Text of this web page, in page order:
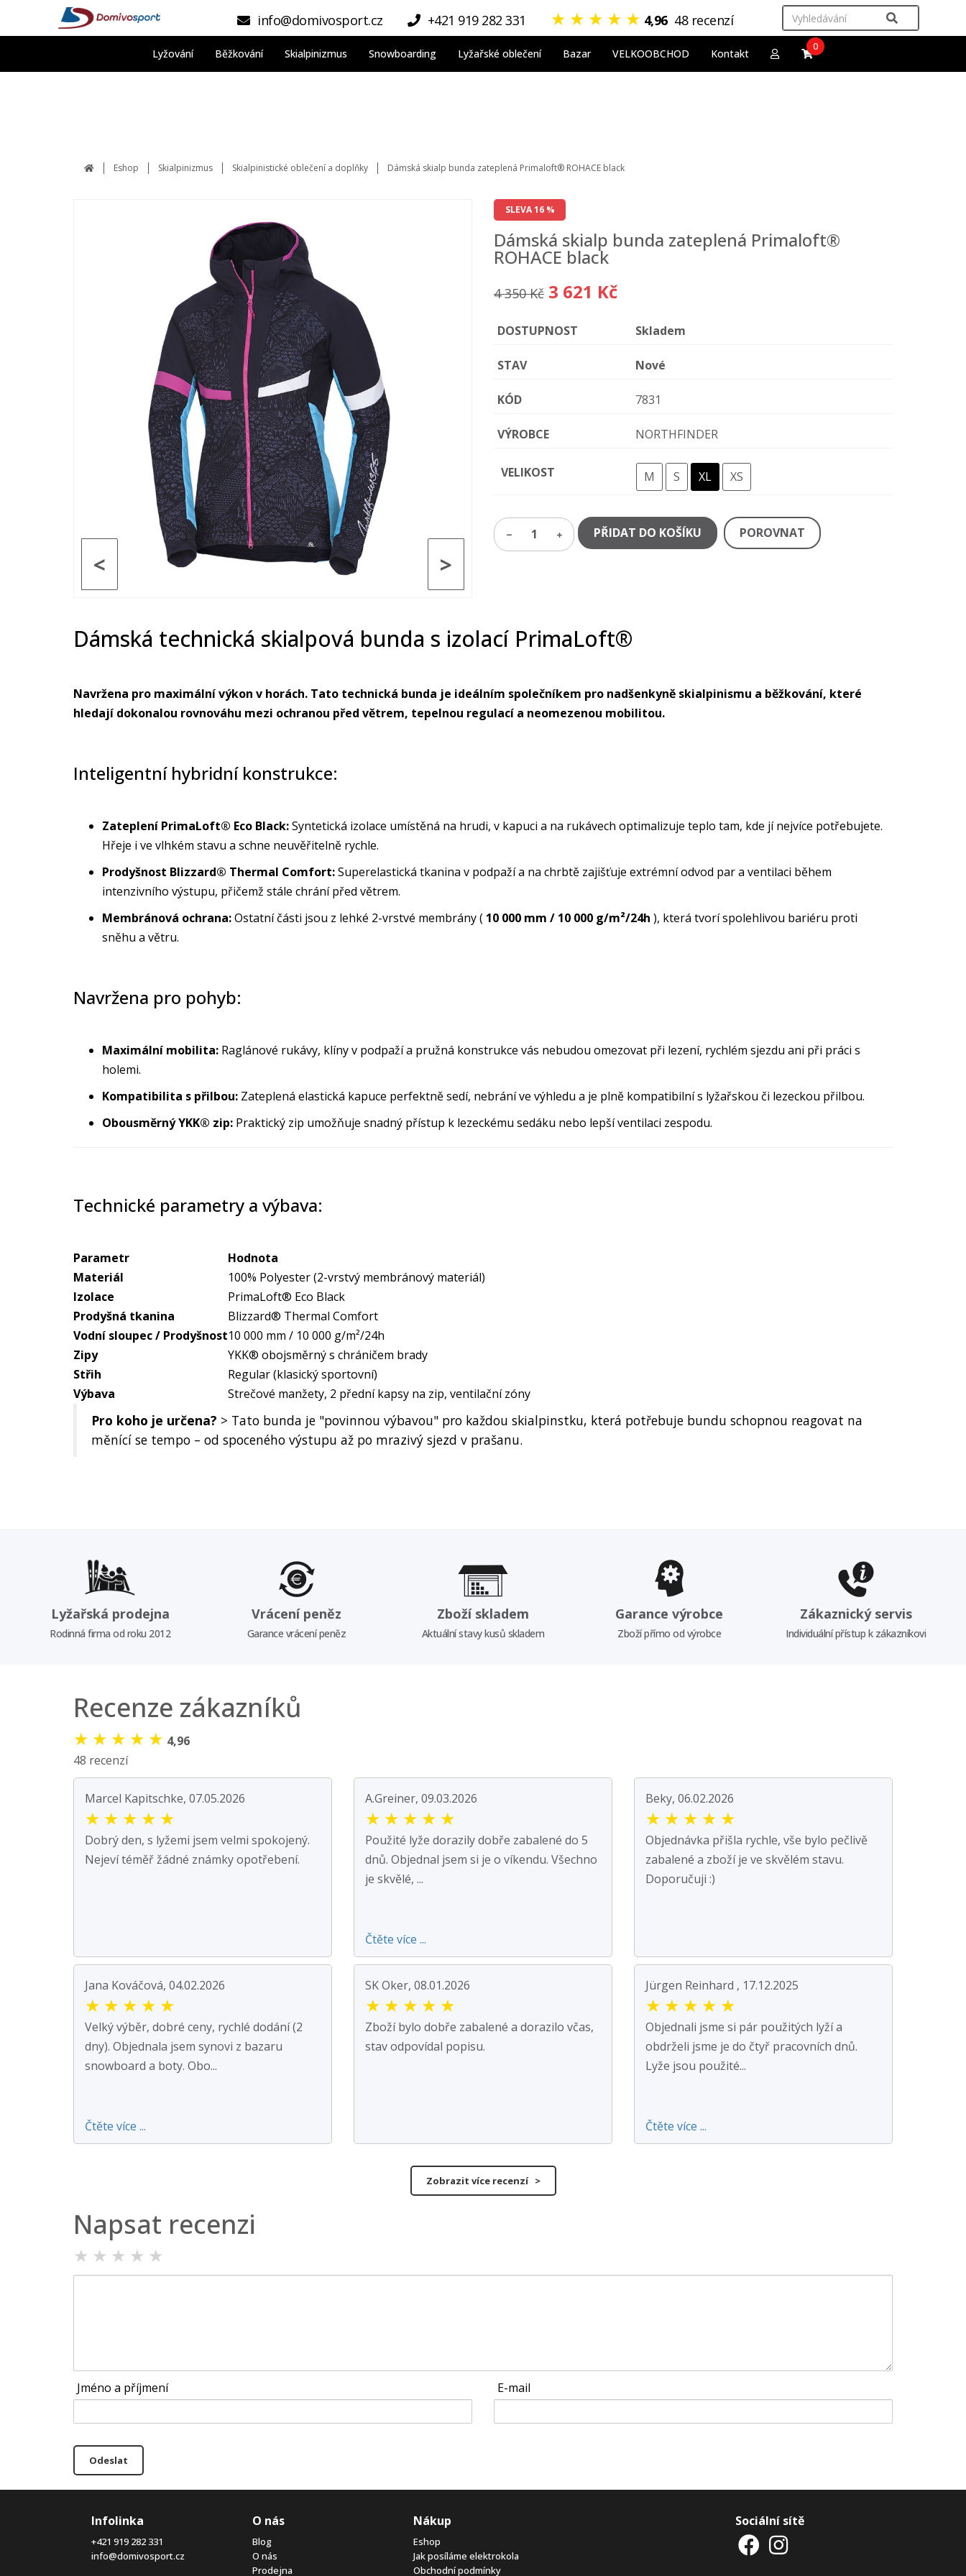
info@domivosport.cz +421 919 282 331 ★ ★ ★ ★ ★ 4,96 48 recenzí
Lyžování Běžkování Skialpinizmus Snowboarding Lyžařské oblečení Bazar VELKOOBCHOD Kontakt
0
Eshop Skialpinizmus Skialpinistické oblečení a doplňky Dámská skialp bunda zateplená Primaloft® ROHACE black
>
<
SLEVA 16 %
Dámská skialp bunda zateplená Primaloft®
ROHACE black
4 350 Kč 3 621 Kč
DOSTUPNOST Skladem
STAV Nové
KÓD 7831
VÝROBCE NORTHFINDER
VELIKOST M S XL XS
1 PŘIDAT DO KOŠÍKU POROVNAT
Dámská technická skialpová bunda s izolací PrimaLoft®
Navržena pro maximální výkon v horách. Tato technická bunda je ideálním společníkem pro nadšenkyně skialpinismu a běžkování, které
hledají dokonalou rovnováhu mezi ochranou před větrem, tepelnou regulací a neomezenou mobilitou.
Inteligentní hybridní konstrukce:
Zateplení PrimaLoft® Eco Black:Syntetická izolace umístěná na hrudi, v kapuci a na rukávech optimalizuje teplo tam, kde jí nejvíce potřebujete.
Hřeje i ve vlhkém stavu a schne neuvěřitelně rychle.
Prodyšnost Blizzard® Thermal Comfort:Superelastická tkanina v podpaží a na chrbtě zajišťuje extrémní odvod par a ventilaci během
intenzivního výstupu, přičemž stále chrání před větrem.
Membránová ochrana:Ostatní části jsou z lehké 2-vrstvé membrány ( 10 000 mm / 10 000 g/m²/24h ), která tvorí spolehlivou bariéru proti
sněhu a větru.
Navržena pro pohyb:
Maximální mobilita: Raglánové rukávy, klíny v podpaží a pružná konstrukce vás nebudou omezovat při lezení, rychlém sjezdu ani při práci s
holemi.
Kompatibilita s přilbou: Zateplená elastická kapuce perfektně sedí, nebrání ve výhledu a je plně kompatibilní s lyžařskou či lezeckou přilbou.
Obousměrný YKK® zip: Praktický zip umožňuje snadný přístup k lezeckému sedáku nebo lepší ventilaci zespodu.
Technické parametry a výbava:
Parametr
Hodnota
Materiál
100% Polyester (2-vrstvý membránový materiál)
Izolace
PrimaLoft® Eco Black
Prodyšná tkanina
Blizzard® Thermal Comfort
Vodní sloupec / Prodyšnost10 000 mm / 10 000 g/m²/24h
Zipy
YKK® obojsměrný s chráničem brady
Střih
Regular (klasický sportovní)
Výbava
Strečové manžety, 2 přední kapsy na zip, ventilační zóny
Pro koho je určena? > Tato bunda je "povinnou výbavou" pro každou skialpinstku, která potřebuje bundu schopnou reagovat na
měnící se tempo – od spoceného výstupu až po mrazivý sjezd v prašanu.
Lyžařská prodejna
Rodinná firma od roku 2012
Vrácení peněz
Garance vrácení peněz
Zboží skladem
Aktuální stavy kusů skladem
Garance výrobce
Zboží přímo od výrobce
Zákaznický servis
Individuální přístup k zákazníkovi
Recenze zákazníků
★ ★ ★ ★ ★ 4,96
48 recenzí
Marcel Kapitschke, 07.05.2026
★ ★ ★ ★ ★
Dobrý den, s lyžemi jsem velmi spokojený.
Nejeví téměř žádné známky opotřebení.
A.Greiner, 09.03.2026
★ ★ ★ ★ ★
Použité lyže dorazily dobře zabalené do 5
dnů. Objednal jsem si je o víkendu. Všechno
je skvělé, ...
Čtěte více ...
Beky, 06.02.2026
★ ★ ★ ★ ★
Objednávka přišla rychle, vše bylo pečlivě
zabalené a zboží je ve skvělém stavu.
Doporučuji :)
Jana Kováčová, 04.02.2026
★ ★ ★ ★ ★
Velký výběr, dobré ceny, rychlé dodání (2
dny). Objednala jsem synovi z bazaru
snowboard a boty. Obo...
Čtěte více ...
SK Oker, 08.01.2026
★ ★ ★ ★ ★
Zboží bylo dobře zabalené a dorazilo včas,
stav odpovídal popisu.
Jürgen Reinhard , 17.12.2025
★ ★ ★ ★ ★
Objednali jsme si pár použitých lyží a
obdrželi jsme je do čtyř pracovních dnů.
Lyže jsou použité...
Čtěte více ...
Zobrazit více recenzí >
Napsat recenzi
★ ★ ★ ★ ★
Jméno a příjmení E-mail
Odeslat
Infolinka
+421 919 282 331
info@domivosport.cz
O nás
Blog
O nás
Prodejna
Nákup
Eshop
Jak posíláme elektrokola
Obchodní podmínky
Sociální sítě